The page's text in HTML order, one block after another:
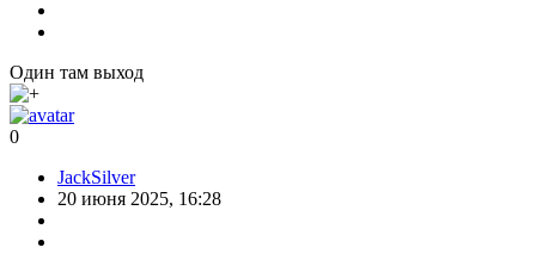
Один там выход
0
JackSilver
20 июня 2025, 16:28